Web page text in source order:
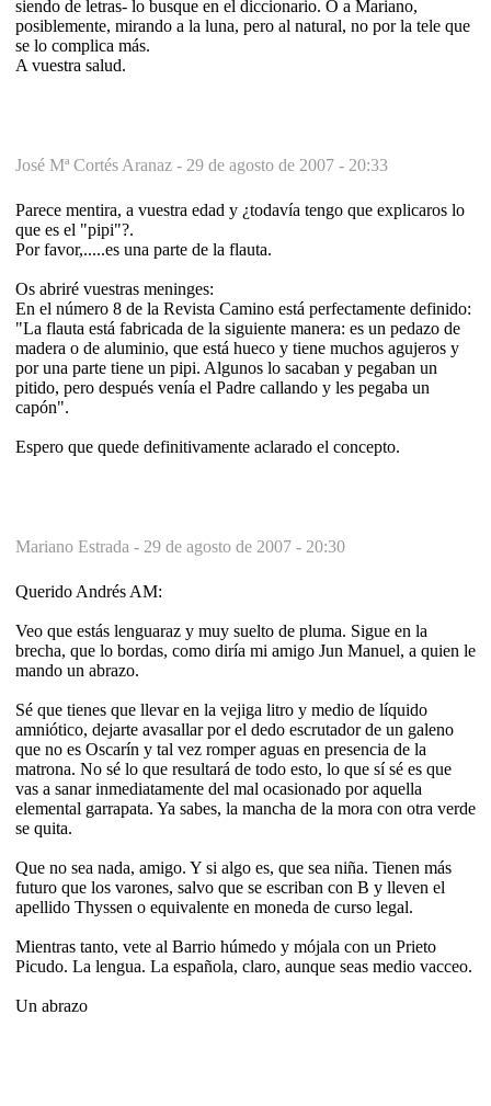
siendo de letras- lo busque en el diccionario. O a Mariano,
posiblemente, mirando a la luna, pero al natural, no por la tele que
se lo complica más.
A vuestra salud.
José Mª Cortés Aranaz - 29 de agosto de 2007 - 20:33
Parece mentira, a vuestra edad y ¿todavía tengo que explicaros lo
que es el "pipi"?.
Por favor,.....es una parte de la flauta.
Os abriré vuestras meninges:
En el número 8 de la Revista Camino está perfectamente definido:
"La flauta está fabricada de la siguiente manera: es un pedazo de
madera o de aluminio, que está hueco y tiene muchos agujeros y
por una parte tiene un pipi. Algunos lo sacaban y pegaban un
pitido, pero después venía el Padre callando y les pegaba un
capón".
Espero que quede definitivamente aclarado el concepto.
Mariano Estrada - 29 de agosto de 2007 - 20:30
Querido Andrés AM:
Veo que estás lenguaraz y muy suelto de pluma. Sigue en la
brecha, que lo bordas, como diría mi amigo Jun Manuel, a quien le
mando un abrazo.
Sé que tienes que llevar en la vejiga litro y medio de líquido
amniótico, dejarte avasallar por el dedo escrutador de un galeno
que no es Oscarín y tal vez romper aguas en presencia de la
matrona. No sé lo que resultará de todo esto, lo que sí sé es que
vas a sanar inmediatamente del mal ocasionado por aquella
elemental garrapata. Ya sabes, la mancha de la mora con otra verde
se quita.
Que no sea nada, amigo. Y si algo es, que sea niña. Tienen más
futuro que los varones, salvo que se escriban con B y lleven el
apellido Thyssen o equivalente en moneda de curso legal.
Mientras tanto, vete al Barrio húmedo y mójala con un Prieto
Picudo. La lengua. La española, claro, aunque seas medio vacceo.
Un abrazo